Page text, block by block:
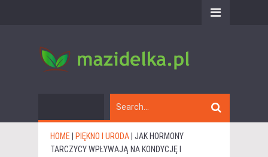
HOME PIĘKNO I URODA JAK HORMONY
TARCZYCY WPŁYWAJĄ NA KONDYCJĘ I